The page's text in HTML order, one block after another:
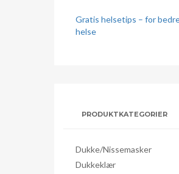
Gratis helsetips – for
helse
PRODUKTKATEGORIER
Dukke/nissemasker
Dukkeklær